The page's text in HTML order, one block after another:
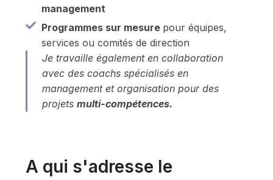
management
Programmes sur mesure pour équipes,
services ou comités de direction
Je travaille également en collaboration
avec des coachs spécialisés en
management et organisation pour des
projets multi-compétences.
A qui s'adresse le